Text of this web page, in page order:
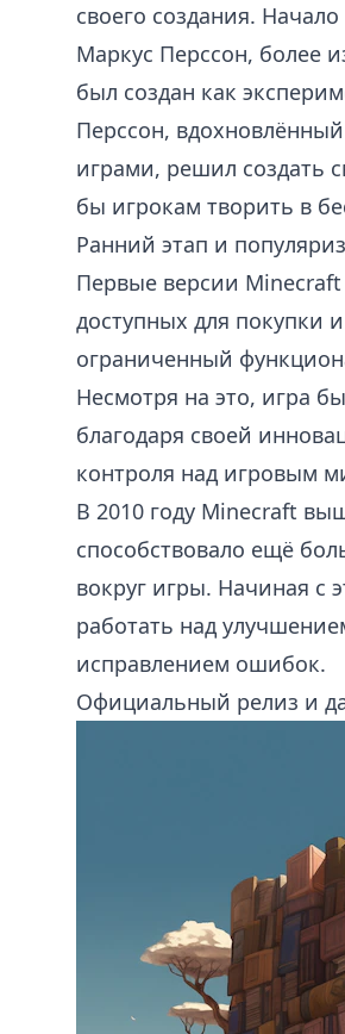
своего создания.
Маркус Перссон, более
был создан как
Перссон,
играми, решил создать
бы игрокам творить в
Ранний этап и
Первые версии
доступных для покупки
ограниченный
Несмотря на это, игра
благодаря своей
контроля над игровым
В 2010 году Minecraft
способствовало ещё
вокруг игры. Начиная с
работать над
исправлением ошибок.
Официальный релиз и